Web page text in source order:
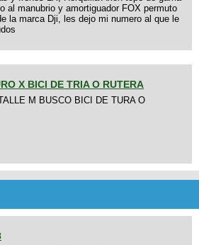
al manubrio y amortiguador FOX permuto
la marca Dji, les dejo mi numero al que le
X BICI DE TRIA O RUTERA
M BUSCO BICI DE TURA O